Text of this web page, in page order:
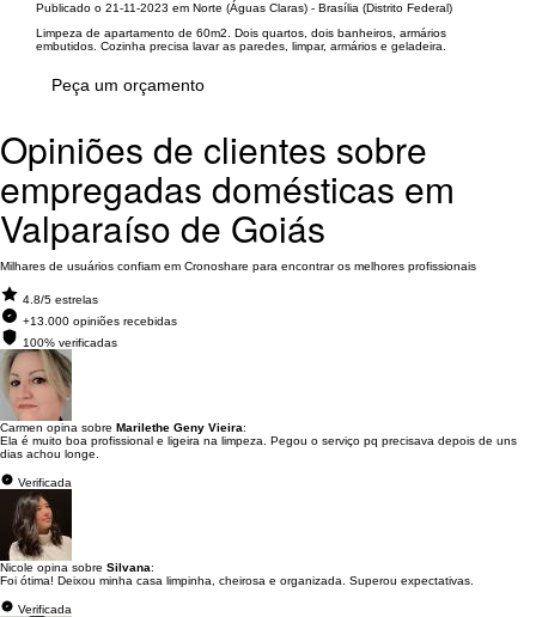
Publicado o 21-11-2023 em Norte (Águas Claras) - Brasília (Distrito Federal)
Limpeza de apartamento de 60m2. Dois quartos, dois banheiros, armários
embutidos. Cozinha precisa lavar as paredes, limpar, armários e geladeira.
Peça um orçamento
Opiniões de clientes sobre
empregadas domésticas em
Valparaíso de Goiás
Milhares de usuários confiam em Cronoshare para encontrar os melhores profissionais
4.8/5 estrelas
+13.000 opiniões recebidas
100% verificadas
Carmen opina sobre Marilethe Geny Vieira:
Ela é muito boa profissional e ligeira na limpeza. Pegou o serviço pq precisava depois de uns
dias achou longe.
Verificada
Nicole opina sobre Silvana:
Foi ótima! Deixou minha casa limpinha, cheirosa e organizada. Superou expectativas.
Verificada